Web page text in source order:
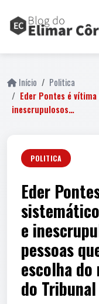
Início
Politica
Eder Pontes é
inescrupulosos…
POLITICA
Eder
e
pessoas
escolha do
do